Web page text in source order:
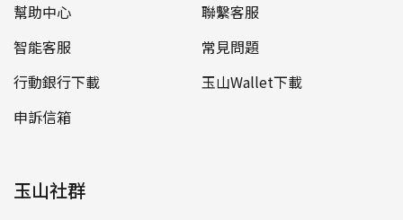
幫助中心
聯繫客服
智能客服
常見問題
行動銀行下載
玉山Wallet下載
申訴信箱
玉山社群